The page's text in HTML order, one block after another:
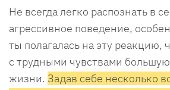
Не всегда легко распознать в
агрессивное поведение,
ты полагалась на эту реакцию,
с трудными чувствами большую
жизни. Задав себе несколько